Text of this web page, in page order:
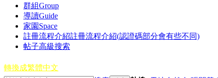
群組Group
導讀Guide
家園 Space
註冊流程介紹註冊流程介紹(認證碼部分會有些不同)
帖子高級搜索
轉換成繁體中文